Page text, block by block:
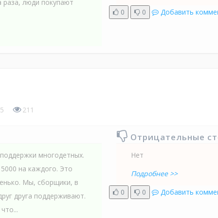
раза, люди покупают
0
0 Добавить
211
многодетных.
на каждого. Это
Мы, сборщики, в
друга поддерживают.
Отрицательные
Нет
Подробнее >>
0
0 Добавить